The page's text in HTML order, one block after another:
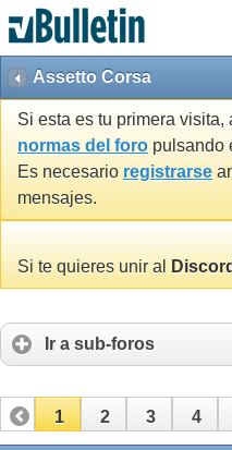
Assetto Corsa
Si esta es tu primera
normas del foro pulsando
Es necesario registrarse
mensajes.
Si te quieres unir al Discord
Ir a sub-foros
1 2 3 4